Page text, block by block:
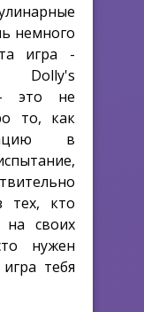
немного
игра -
Dolly's
- это не
то, как
в
тех, кто
своих
нужен
тебя